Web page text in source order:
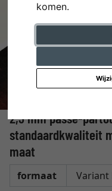
komen.
2,3 mm passe-
standaardkwaliteit
maat
formaat